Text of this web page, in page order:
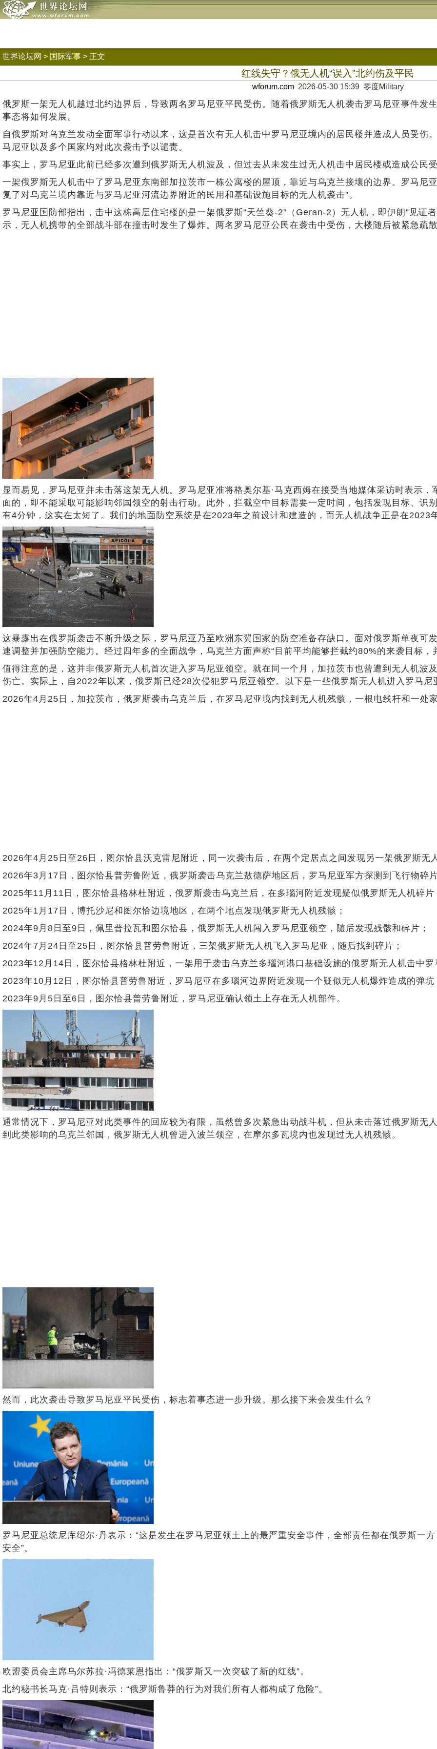
世界论坛网 > 国际军事 > 正文
红线失守？俄无人机“误入”北约伤及平民
wforum.com2026-05-30 15:39 零度Military
俄罗斯一架无人机越过北约边界后，导致两名罗马尼亚平民受伤。随着俄罗斯无人机袭击罗马尼亚事件发
事态将如何发展。
自俄罗斯对乌克兰发动全面军事行动以来，这是首次有无人机击中罗马尼亚境内的居民楼并造成人员受伤
马尼亚以及多个国家均对此次袭击予以谴责。
事实上，罗马尼亚此前已经多次遭到俄罗斯无人机波及，但过去从未发生过无人机击中居民楼或造成公民受
一架俄罗斯无人机击中了罗马尼亚东南部加拉茨市一栋公寓楼的屋顶，靠近与乌克兰接壤的边界。罗马尼
复了对乌克兰境内靠近与罗马尼亚河流边界附近的民用和基础设施目标的无人机袭击”。
罗马尼亚国防部指出，击中这栋高层住宅楼的是一架俄罗斯“天竺葵-2”（Geran-2）无人机，即伊朗“见证
示，无人机携带的全部战斗部在撞击时发生了爆炸。两名罗马尼亚公民在袭击中受伤，大楼随后被紧急疏
显而易见，罗马尼亚并未击落这架无人机。罗马尼亚准将格奥尔基·马克西姆在接受当地媒体采访时表示
面的，即不能采取可能影响邻国领空的射击行动。此外，拦截空中目标需要一定时间，包括发现目标、识
有4分钟，这实在太短了。我们的地面防空系统是在2023年之前设计和建造的，而无人机战争正是在2023年
这暴露出在俄罗斯袭击不断升级之际，罗马尼亚乃至欧洲东翼国家的防空准备存缺口。面对俄罗斯单夜可
速调整并加强防空能力。经过四年多的全面战争，乌克兰方面声称“目前平均能够拦截约80%的来袭目标，
值得注意的是，这并非俄罗斯无人机首次进入罗马尼亚领空。就在同一个月，加拉茨市也曾遭到无人机波
伤亡。实际上，自2022年以来，俄罗斯已经28次侵犯罗马尼亚领空。以下是一些俄罗斯无人机进入罗马尼
2026年4月25日，加拉茨市，俄罗斯袭击乌克兰后，在罗马尼亚境内找到无人机残骸，一根电线杆和一处
2026年4月25日至26日，图尔恰县沃克雷尼附近，同一次袭击后，在两个定居点之间发现另一架俄罗斯无
2026年3月17日，图尔恰县普劳鲁附近，俄罗斯袭击乌克兰敖德萨地区后，罗马尼亚军方探测到飞行物碎片
2025年11月11日，图尔恰县格林杜附近，俄罗斯袭击乌克兰后，在多瑙河附近发现疑似俄罗斯无人机碎片
2025年1月17日，博托沙尼和图尔恰边境地区，在两个地点发现俄罗斯无人机残骸；
2024年9月8日至9日，佩里普拉瓦和图尔恰县，俄罗斯无人机闯入罗马尼亚领空，随后发现残骸和碎片；
2024年7月24日至25日，图尔恰县普劳鲁附近，三架俄罗斯无人机飞入罗马尼亚，随后找到碎片；
2023年12月14日，图尔恰县格林杜附近，一架用于袭击乌克兰多瑙河港口基础设施的俄罗斯无人机击中罗
2023年10月12日，图尔恰县普劳鲁附近，罗马尼亚在多瑙河边界附近发现一个疑似无人机爆炸造成的弹坑
2023年9月5日至6日，图尔恰县普劳鲁附近，罗马尼亚确认领土上存在无人机部件。
通常情况下，罗马尼亚对此类事件的回应较为有限，虽然曾多次紧急出动战斗机，但从未击落过俄罗斯无
到此类影响的乌克兰邻国，俄罗斯无人机曾进入波兰领空，在摩尔多瓦境内也发现过无人机残骸。
然而，此次袭击导致罗马尼亚平民受伤，标志着事态进一步升级。那么接下来会发生什么？
罗马尼亚总统尼库绍尔·丹表示：“这是发生在罗马尼亚领土上的最严重安全事件，全部责任都在俄罗斯一
安全”。
欧盟委员会主席乌尔苏拉·冯德莱恩指出：“俄罗斯又一次突破了新的红线”。
北约秘书长马克·吕特则表示：“俄罗斯鲁莽的行为对我们所有人都构成了危险”。